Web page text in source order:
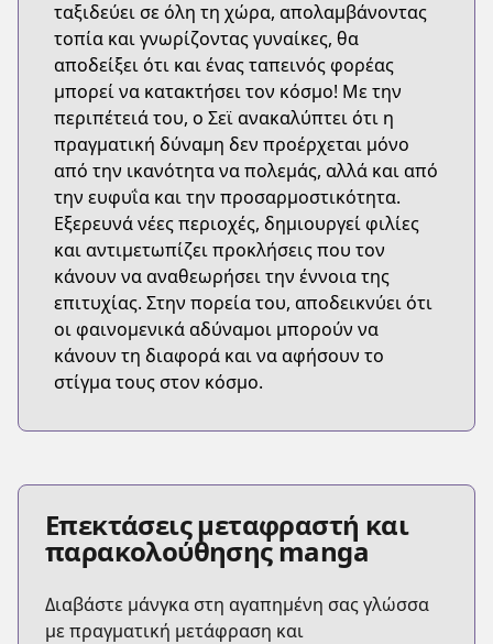
ταξιδεύει σε όλη τη χώρα, απολαμβάνοντας
τοπία και γνωρίζοντας γυναίκες, θα
αποδείξει ότι και ένας ταπεινός φορέας
μπορεί να κατακτήσει τον κόσμο! Με την
περιπέτειά του, ο Σεϊ ανακαλύπτει ότι η
πραγματική δύναμη δεν προέρχεται μόνο
από την ικανότητα να πολεμάς, αλλά και από
την ευφυΐα και την προσαρμοστικότητα.
Εξερευνά νέες περιοχές, δημιουργεί φιλίες
και αντιμετωπίζει προκλήσεις που τον
κάνουν να αναθεωρήσει την έννοια της
επιτυχίας. Στην πορεία του, αποδεικνύει ότι
οι φαινομενικά αδύναμοι μπορούν να
κάνουν τη διαφορά και να αφήσουν το
στίγμα τους στον κόσμο.
Επεκτάσεις μεταφραστή και
παρακολούθησης manga
Διαβάστε μάνγκα στη αγαπημένη σας γλώσσα
με πραγματική μετάφραση και